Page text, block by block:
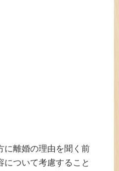
に離婚の理由を聞く前
について考慮すること